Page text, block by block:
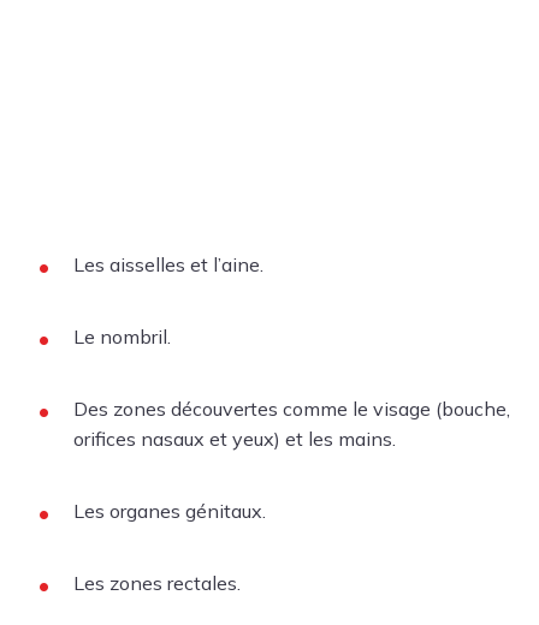
Les aisselles et l’aine.
Le nombril.
Des zones découvertes comme le visage (bouche,
orifices nasaux et yeux) et les mains.
Les organes génitaux.
Les zones rectales.